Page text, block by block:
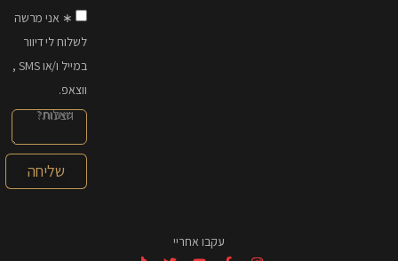
∗ אני מרשה
לשלוח לי דיוור
במייל ו/או SMS ,
ווצאפ.
שליחה
עקבו אחריי